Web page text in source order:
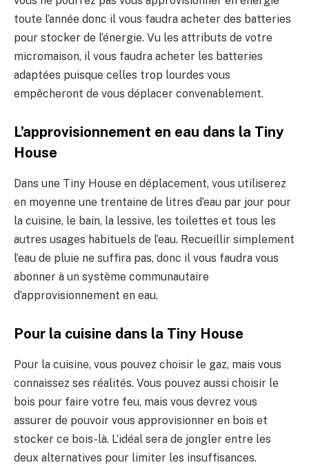
toute l’année donc il vous faudra acheter des batteries
pour stocker de l’énergie. Vu les attributs de votre
micromaison, il vous faudra acheter les batteries
adaptées puisque celles trop lourdes vous
empêcheront de vous déplacer convenablement.
L’approvisionnement en eau dans la Tiny
House
Dans une Tiny House en déplacement, vous utiliserez
en moyenne une trentaine de litres d’eau par jour pour
la cuisine, le bain, la lessive, les toilettes et tous les
autres usages habituels de l’eau. Recueillir simplement
l’eau de pluie ne suffira pas, donc il vous faudra vous
abonner à un système communautaire
d’approvisionnement en eau.
Pour la cuisine dans la Tiny House
Pour la cuisine, vous pouvez choisir le gaz, mais vous
connaissez ses réalités. Vous pouvez aussi choisir le
bois pour faire votre feu, mais vous devrez vous
assurer de pouvoir vous approvisionner en bois et
stocker ce bois-là. L’idéal sera de jongler entre les
deux alternatives pour limiter les insuffisances.